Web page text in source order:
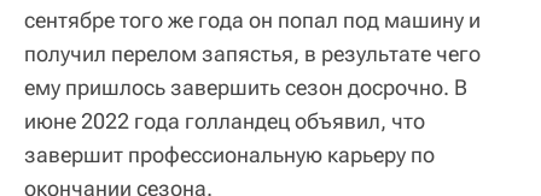
сентябре того же года он попал под машину и
получил перелом запястья, в результате чего
ему пришлось завершить сезон досрочно. В
июне 2022 года голландец объявил, что
завершит профессиональную карьеру по
окончании сезона.